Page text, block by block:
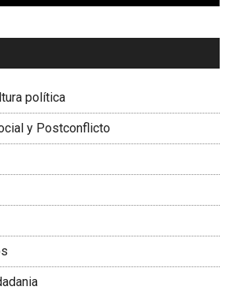
01:04
Mejía,Presidenta Corporación
política
y Postconflicto